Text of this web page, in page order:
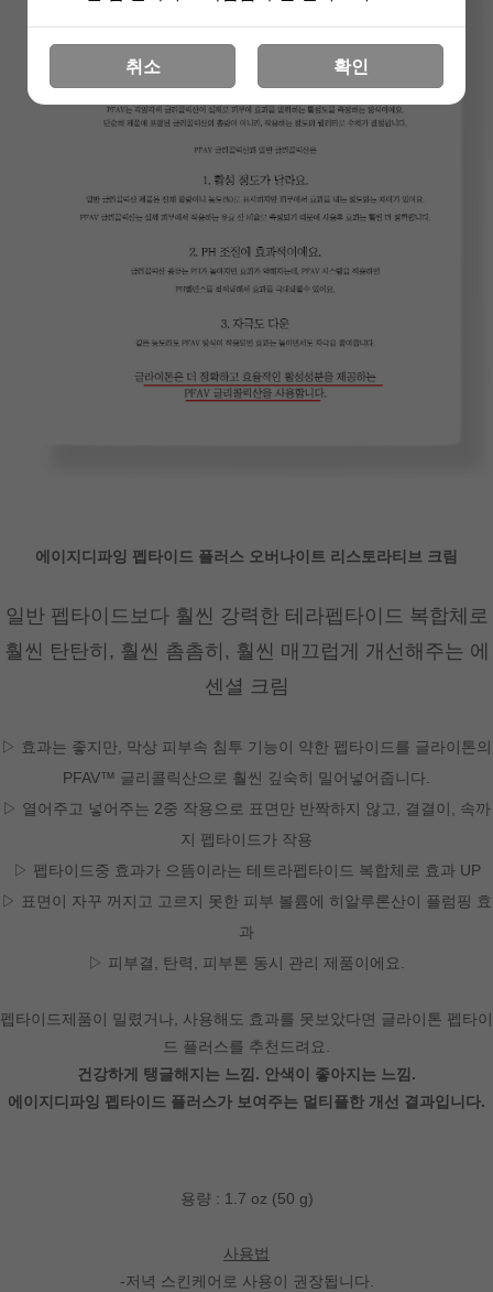
에이지디파잉 펩타이드 플러스 오버나이트 리스토라티브 크림
일반 펩타이드보다 훨씬 강력한 테라펩타이드 복합체로
훨씬 탄탄히, 훨씬 촘촘히, 훨씬 매끄럽게 개선해주는 에
센셜 크림
▷ 효과는 좋지만, 막상 피부속 침투 기능이 약한 펩타이드를 글라이톤의
PFAV™ 글리콜릭산으로 훨씬 깊숙히 밀어넣어줍니다.
▷ 열어주고 넣어주는 2중 작용으로 표면만 반짝하지 않고, 결결이, 속까
지 펩타이드가 작용
▷ 펩타이드중 효과가 으뜸이라는 테트라펩타이드 복합체로 효과 UP
▷ 표면이 자꾸 꺼지고 고르지 못한 피부 볼륨에 히알루론산이 플럼핑 효
과
▷ 피부결, 탄력, 피부톤 동시 관리 제품이에요.
펩타이드제품이 밀렸거나, 사용해도 효과를 못보았다면 글라이톤 펩타이
드 플러스를 추천드려요.
건강하게 탱글해지는 느낌. 안색이 좋아지는 느낌.
에이지디파잉 펩타이드 플러스가 보여주는 멀티플한 개선 결과입니다.
용량 : 1.7 oz (50 g)
사용법
-저녁 스킨케어로 사용이 권장됩니다.
취소 확인